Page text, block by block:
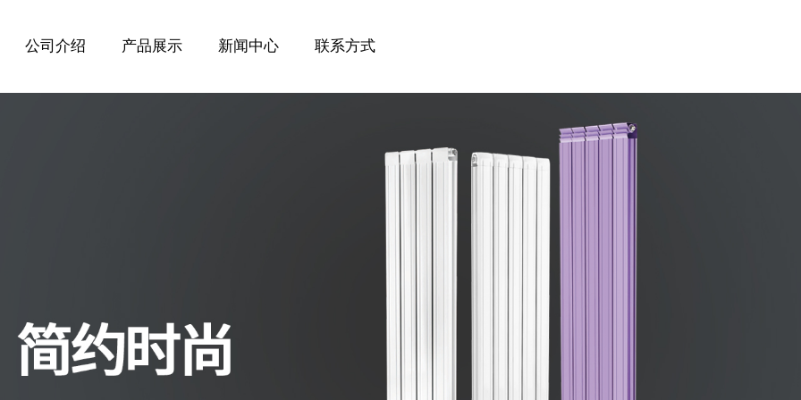
公司介绍 产品展示 新闻中心 联系方式